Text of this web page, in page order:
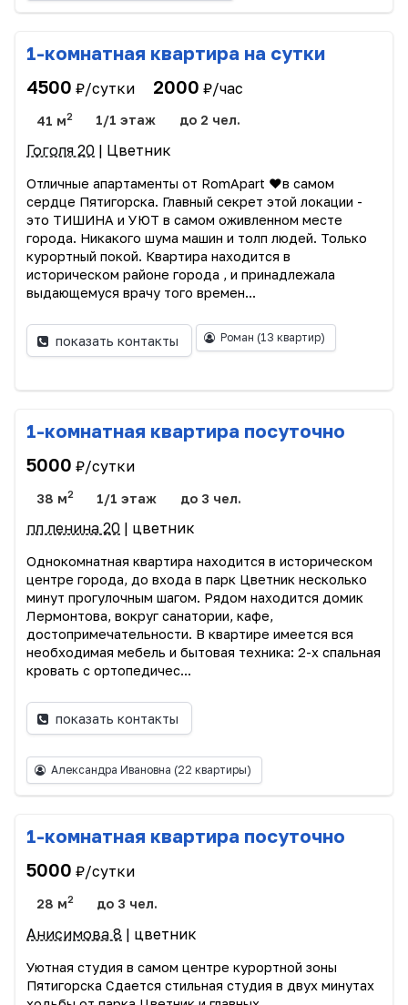
1-комнатная квартира на сутки
4500 ₽/сутки 2000 ₽/час
41 м2 1/1 этаж до 2 чел.
Гоголя 20 | Цветник
Отличные апартаменты от RomApart ❤️в самом
сердце Пятигорска. Главный секрет этой локации -
это ТИШИНА и УЮТ в самом оживленном месте
города. Никакого шума машин и толп людей. Только
курортный покой. Квартира находится в
историческом районе города , и принадлежала
выдающемуся врачу того времен...
показать контакты Роман (13 квартир)
1-комнатная квартира посуточно
5000 ₽/сутки
38 м2 1/1 этаж до 3 чел.
пл ленина 20 | цветник
Однокомнатная квартира находится в историческом
центре города, до входа в парк Цветник несколько
минут прогулочным шагом. Рядом находится домик
Лермонтова, вокруг санатории, кафе,
достопримечательности. В квартире имеется вся
необходимая мебель и бытовая техника: 2-х спальная
кровать с ортопедичес...
показать контакты
Александра Ивановна (22 квартиры)
1-комнатная квартира посуточно
5000 ₽/сутки
28 м2 до 3 чел.
Анисимова 8 | цветник
Уютная студия в самом центре курортной зоны
Пятигорска Сдается стильная студия в двух минутах